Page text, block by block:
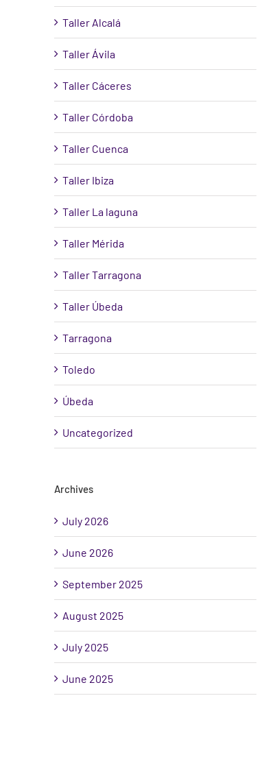
Taller Alcalá
Taller Ávila
Taller Cáceres
Taller Córdoba
Taller Cuenca
Taller Ibiza
Taller La laguna
Taller Mérida
Taller Tarragona
Taller Úbeda
Tarragona
Toledo
Úbeda
Uncategorized
Archives
July 2026
June 2026
September 2025
August 2025
July 2025
June 2025